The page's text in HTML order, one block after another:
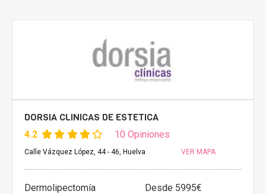
DORSIA CLINICAS DE ESTETICA
4.2 10 Opiniones
Calle Vázquez López, 44 - 46, Huelva VER MAPA
Dermolipectomía
Desde 5995€